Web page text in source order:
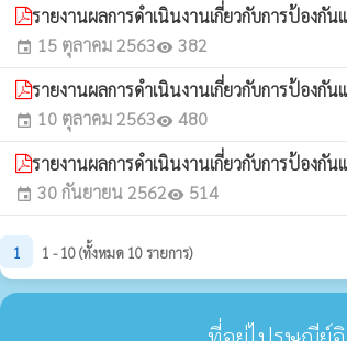
รายงานผลการดำเนินงานเกี่ยวกับการป้อง
event 15 ตุลาคม 2563visibility 382
รายงานผลการดำเนินงานเกี่ยวกับการป้อง
event 10 ตุลาคม 2563visibility 480
รายงานผลการดำเนินงานเกี่ยวกับการป้อง
event 30 กันยายน 2562visibility 514
1 1 - 10 (ทั้งหมด 10 รายการ)